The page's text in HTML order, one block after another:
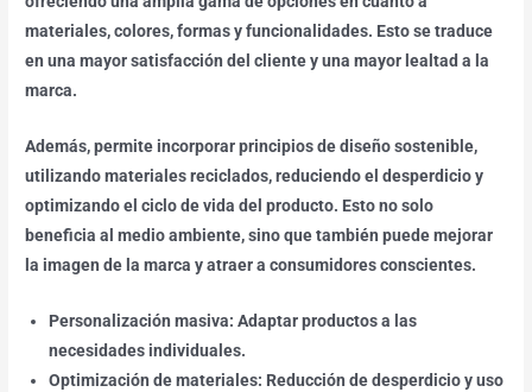
materiales, colores, formas y funcionalidades. Esto se traduce
en una mayor satisfacción del cliente y una mayor lealtad a la
marca.
Además, permite incorporar principios de diseño sostenible,
utilizando materiales reciclados, reduciendo el desperdicio y
optimizando el ciclo de vida del producto. Esto no solo
beneficia al medio ambiente, sino que también puede mejorar
la imagen de la marca y atraer a consumidores conscientes.
Personalización masiva: Adaptar productos a las
necesidades individuales.
Optimización de materiales: Reducción de desperdicio y uso